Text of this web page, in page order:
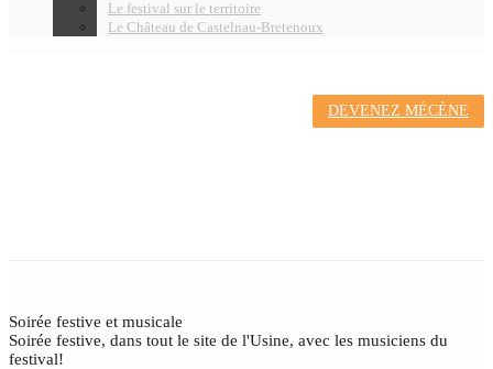
Le festival sur le territoire
Le Château de Castelnau-Bretenoux
DEVENEZ MÉCÈNE
Soirée festive et musicale
Soirée festive, dans tout le site de l'Usine, avec les musiciens du
festival!